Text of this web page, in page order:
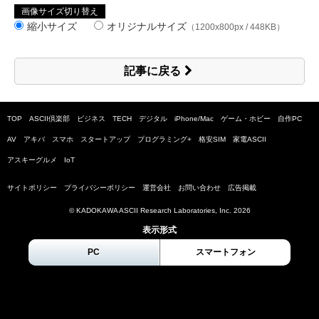
画像サイズ切り替え
縮小サイズ オリジナルサイズ （1200x800px / 448KB）
記事に戻る
TOP ASCII倶楽部 ビジネス TECH デジタル iPhone/Mac ゲーム・ホビー 自作PC
AV アキバ スマホ スタートアップ プログラミング+ 格安SIM 家電ASCII
アスキーグルメ IoT
サイトポリシー プライバシーポリシー 運営会社 お問い合わせ 広告掲載
© KADOKAWA ASCII Research Laboratories, Inc. 2026
表示形式
PC スマートフォン